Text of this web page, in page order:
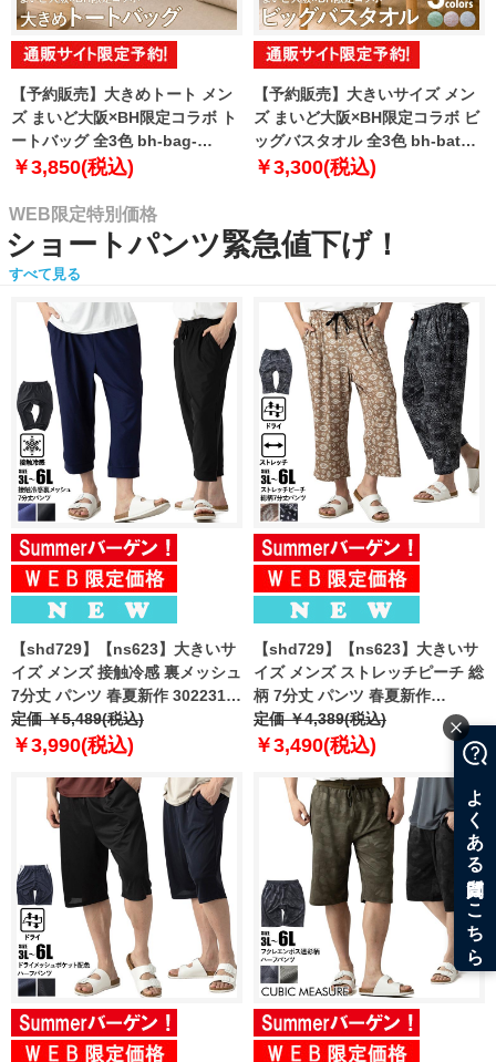
【予約販売】大きめトート メン
ズ まいど大阪×BH限定コラボ ト
ートバッグ 全3色 bh-bag-
sumo999【10月下旬発送予定】
￥3,850(税込)
【予約販売】大きいサイズ メン
ズ まいど大阪×BH限定コラボ ビ
ッグバスタオル 全3色 bh-bath-
sumo999【10月下旬発送予定】
￥3,300(税込)
WEB限定特別価格
ショートパンツ緊急値下げ！
すべて見る
【shd729】【ns623】大きいサ
イズ メンズ 接触冷感 裏メッシュ
7分丈 パンツ 春夏新作 302231az
【fre】
定価 ￥5,489(税込)
￥3,990(税込)
【shd729】【ns623】大きいサ
イズ メンズ ストレッチピーチ 総
柄 7分丈 パンツ 春夏新作
302249az 【fre】
定価 ￥4,389(税込)
￥3,490(税込)